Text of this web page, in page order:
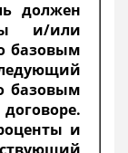
должен
и/или
базовым
базовым
и